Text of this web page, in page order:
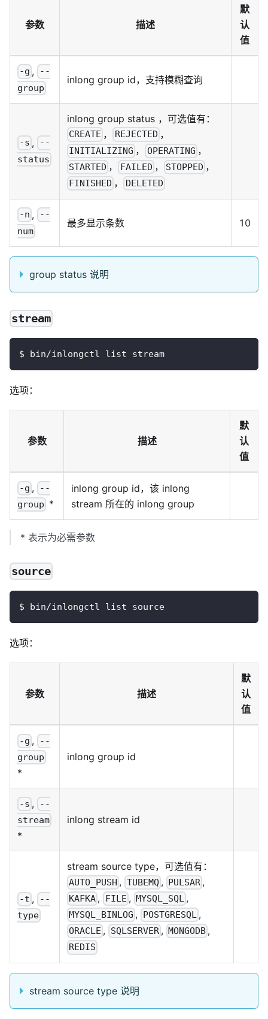
参数 描述
默
认
值
-g ,
--
group
inlong group id，支持模糊查询
-s ,
--
status
inlong group status ，可选值有：
CREATE ， REJECTED ，
INITIALIZING ， OPERATING ，
STARTED ， FAILED ， STOPPED ，
FINISHED ， DELETED
-n ,
--
num
最多显示条数 10
group status 说明
stream
$ bin/inlongctl list stream
选项：
参数 描述
默
认
值
-g , --
group *
inlong group id，该 inlong
stream 所在的 inlong group
* 表示为必需参数
source
$ bin/inlongctl list source
选项：
参数 描述
默
认
值
-g , --
group
*
inlong group id
-s ,
--
stream
*
inlong stream id
-t , --
type
stream source type，可选值有：
AUTO_PUSH , TUBEMQ, PULSAR ,
KAFKA , FILE , MYSQL_SQL ,
MYSQL_BINLOG , POSTGRESQL,
ORACLE , SQLSERVER , MONGODB ,
REDIS
stream source type 说明